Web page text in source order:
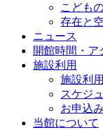
こども
存在と
ニュース
開館時間・ア
施設利用
施設利
スケジ
お申込
当館について